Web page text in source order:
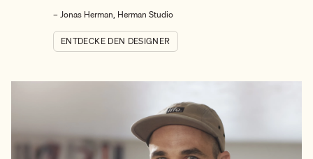
– Jonas Herman, Herman Studio
ENTDECKE DEN DESIGNER